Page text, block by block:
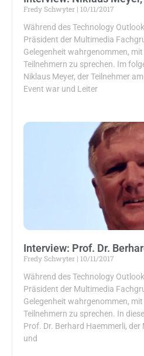
Fredy Schwyter
10/11/2017
Während des Technology
Präsident der Multimedia
Gelegenheit wahrgenommen, mit
Teilnehmern zu sprechen. Im
Niklaus Meyer, der Teilnehmer
Event war und Leiter
Interview: Prof. Dr.
Fredy Schwyter
10/11/2017
Während des Technology
Präsident der Multimedia
Gelegenheit wahrgenommen, mit
Teilnehmern zu sprechen. In
Prof. Dr. Berhard Haemmerli,
und